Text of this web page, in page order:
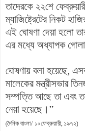
তাদেরকে ২২শে
ম্যাজিষ্ট্রেটের নিকট
এই ঘোষণা দেয়া হলো
এর মধ্যে অধ্যাপক
ঘোষণায় বলা হয়েছে,
মালেকের মন্ত্রীসভার
সম্পত্তি আছে তা এবং
নেয়া হয়েছে।”
(দৈনিক বাংলা/ ১০ফেব্রুয়ারী, ১৯৭২)